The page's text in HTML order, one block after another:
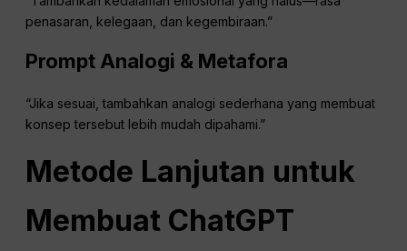
penasaran, kelegaan, dan kegembiraan.”
Prompt Analogi & Metafora
“Jika sesuai, tambahkan analogi sederhana yang membuat
konsep tersebut lebih mudah dipahami.”
Metode Lanjutan untuk
Membuat ChatGPT